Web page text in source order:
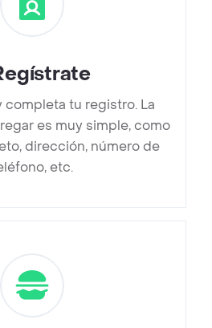
completa tu registro. La
es muy simple, como
dirección, número de
etc.